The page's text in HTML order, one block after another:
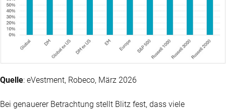
Quelle: eVestment, Robeco, März 2026
Bei genauerer Betrachtung stellt Blitz fest, dass viele